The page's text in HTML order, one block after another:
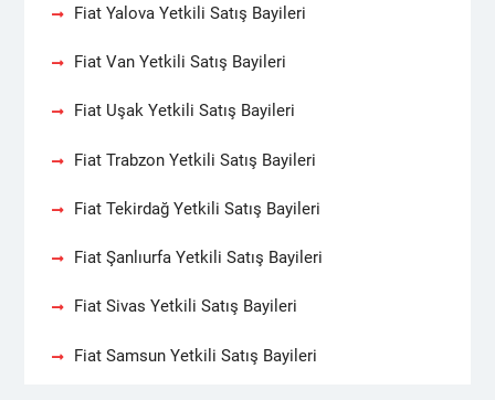
Fiat Yalova Yetkili Satış Bayileri
Fiat Van Yetkili Satış Bayileri
Fiat Uşak Yetkili Satış Bayileri
Fiat Trabzon Yetkili Satış Bayileri
Fiat Tekirdağ Yetkili Satış Bayileri
Fiat Şanlıurfa Yetkili Satış Bayileri
Fiat Sivas Yetkili Satış Bayileri
Fiat Samsun Yetkili Satış Bayileri